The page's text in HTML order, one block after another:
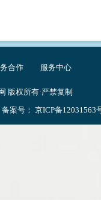
合作 服务中心
版权所有·严禁复制
备案号： 京ICP备12031563